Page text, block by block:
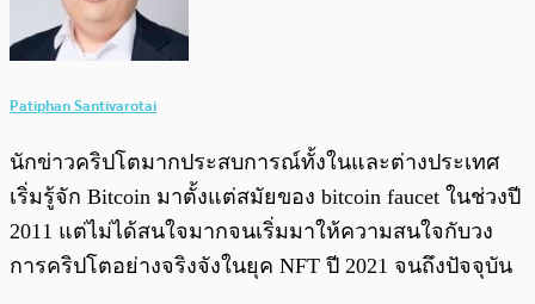
Patiphan Santivarotai
นักข่าวคริปโตมากประสบการณ์ทั้งในและต่างประเทศ
เริ่มรู้จัก Bitcoin มาตั้งแต่สมัยของ bitcoin faucet ในช่วงปี
2011 แต่ไม่ได้สนใจมากจนเริ่มมาให้ความสนใจกับวง
การคริปโตอย่างจริงจังในยุค NFT ปี 2021 จนถึงปัจจุบัน